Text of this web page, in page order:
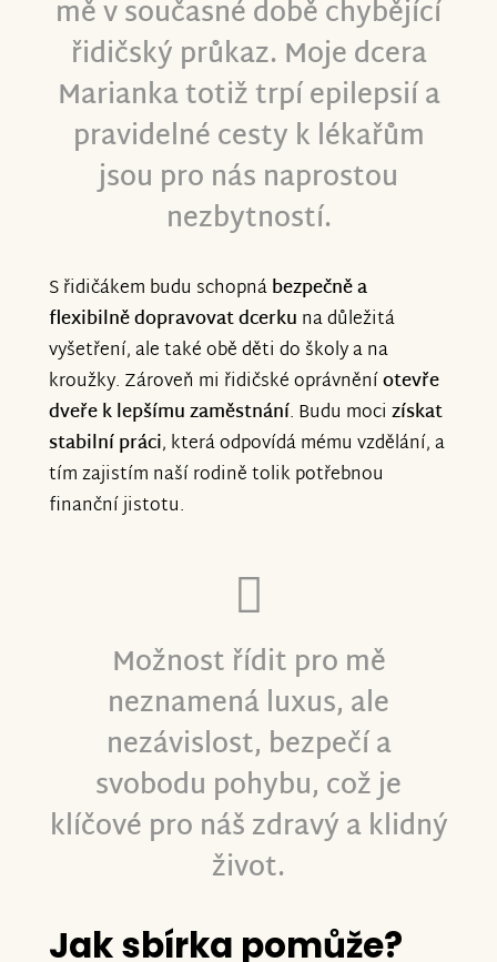
zdravotnímu stavu nemá vždy
jednoduché. Znamená to pro mě klid,
bezpečí a další krok k tomu, abych
jednou mohla splnit i svůj sen.
Díky vám všem se tenhle sen pomalu
stává skutečností. Dodáváte mi sílu,
naději a pocit, že na to nejsem sama. Je
neuvěřitelné vidět, kolik dobrých lidí
kolem nás je.
Ještě jednou vám z celého srdce děkuji ❤️
Vaší pomoci si budu navždy vážit.
mě v současné době chybějící
řidičský průkaz. Moje dcera
Marianka totiž trpí epilepsií a
pravidelné cesty k lékařům
jsou pro nás naprostou
nezbytností.
S řidičákem budu schopnábezpečně a
flexibilně dopravovat dcerku na důležitá
vyšetření, ale také obě děti do školy a na
kroužky. Zároveň mi řidičské oprávněníotevře
dveře k lepšímu zaměstnání. Budu moci získat
stabilní práci, která odpovídá mému vzdělání, a
tím zajistím naší rodině tolik potřebnou
finanční jistotu.
Možnost řídit pro mě
neznamená luxus, ale
nezávislost, bezpečí a
svobodu pohybu, což je
klíčové pro náš zdravý a klidný
život.
Jak sbírka pomůže?